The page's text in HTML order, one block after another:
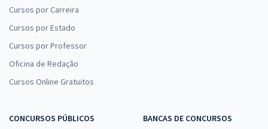
Cursos por Carreira
Cursos por Estado
Cursos por Professor
Oficina de Redação
Cursos Online Gratuitos
CONCURSOS PÚBLICOS
BANCAS DE CONCURSOS